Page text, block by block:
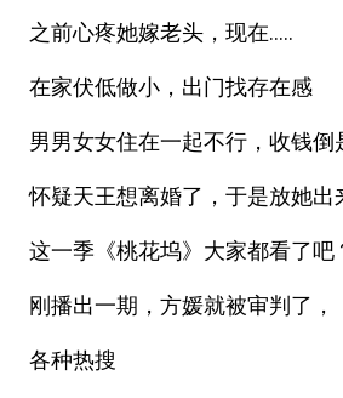
之前心疼她嫁老头，现在.....
在家伏低做小，出门找存在感
男男女女住在一起不行，收钱倒
怀疑天王想离婚了，于是放她出
这一季《桃花坞》大家都看了吧
刚播出一期，方媛就被审判了，
各种热搜